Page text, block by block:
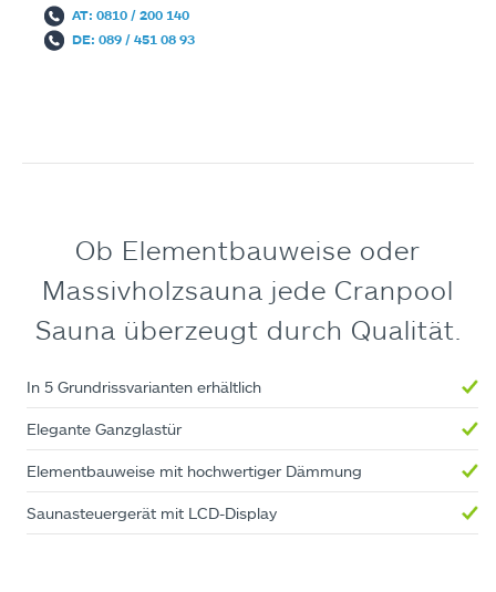
AT: 0810 / 200 140
DE: 089 / 451 08 93
Ob Elementbauweise oder
Massivholzsauna jede Cranpool
Sauna überzeugt durch Qualität.
In 5 Grundrissvarianten erhältlich
Elegante Ganzglastür
Elementbauweise mit hochwertiger Dämmung
Saunasteuergerät mit LCD-Display